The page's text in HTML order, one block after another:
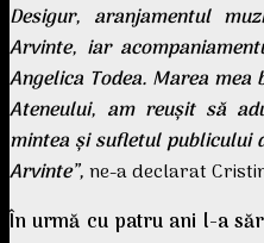
Desigur, aranjamentul
Arvinte, iar
Angelica Todea. Marea
Ateneului, am reuşit să
mintea şi sufletul publicului
Arvinte”,ne-a declarat
În urmă cu patru ani l-a